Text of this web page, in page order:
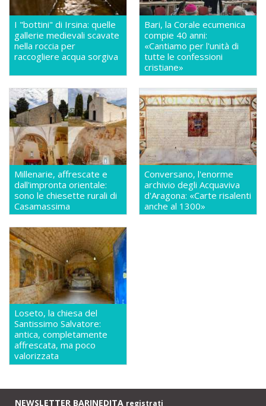
I "bottini" di Irsina: quelle
gallerie medievali scavate
nella roccia per
raccogliere acqua sorgiva
Bari, la Corale ecumenica
compie 40 anni:
«Cantiamo per l'unità di
tutte le confessioni
cristiane»
Millenarie, affrescate e
dall'impronta orientale:
sono le chiesette rurali di
Casamassima
Conversano, l'enorme
archivio degli Acquaviva
d'Aragona: «Carte risalenti
anche al 1300»
Loseto, la chiesa del
Santissimo Salvatore:
antica, completamente
affrescata, ma poco
valorizzata
NEWSLETTER BARINEDITA registrati